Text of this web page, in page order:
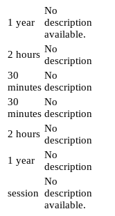
1 year
No
description
available.
2 hours No
description
30
minutes
No
description
30
minutes
No
description
2 hours No
description
1 year
No
description
session
No
description
available.